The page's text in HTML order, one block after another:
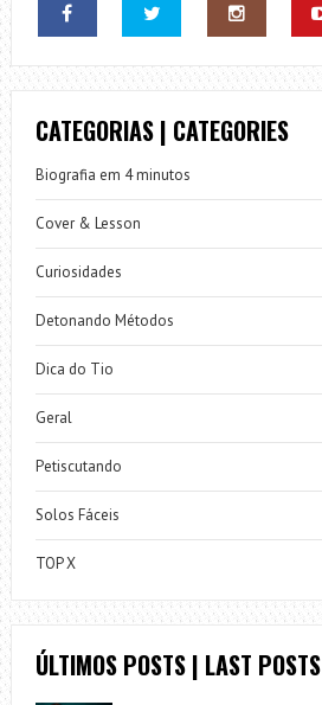
CATEGORIAS | CATEGORIES
Biografia em 4 minutos
Cover & Lesson
Curiosidades
Detonando Métodos
Dica do Tio
Geral
Petiscutando
Solos Fáceis
TOP X
ÚLTIMOS POSTS | LAST POSTS